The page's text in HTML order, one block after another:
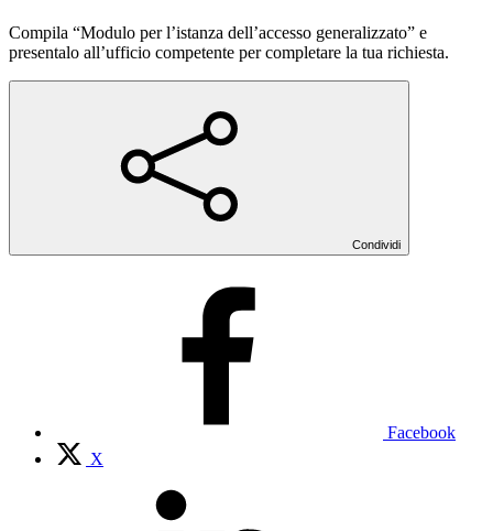
Compila “Modulo per l’istanza dell’accesso generalizzato” e
presentalo all’ufficio competente per completare la tua richiesta.
Condividi
Facebook
X